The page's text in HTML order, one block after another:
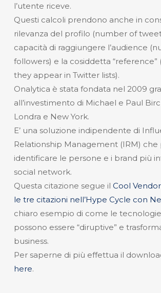
l’utente riceve.
Questi calcoli prendono anche in
rilevanza del profilo (number of
capacità di raggiungere l’audience
followers) e la cosiddetta “reference”
they appear in Twitter lists).
Onalytica è stata fondata nel 2009
all’investimento di Michael e Paul
Londra e New York.
E’ una soluzione indipendente di
Relationship Management (IRM)
identificare le persone e i brand più
social network.
Questa citazione segue il Cool
le tre citazioni nell’Hype Cycle con
chiaro esempio di come le
possono essere “diruptive” e
business.
Per saperne di più effettua il
here.